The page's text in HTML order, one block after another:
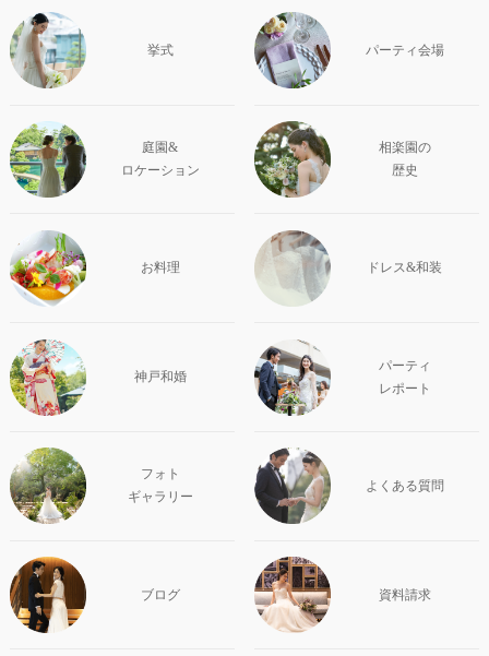
挙式 パーティ会場
庭園&
ロケーション
相楽園の
歴史
お料理 ドレス&和装
神戸和婚
パーティ
レポート
フォト
ギャラリー
よくある質問
ブログ 資料請求